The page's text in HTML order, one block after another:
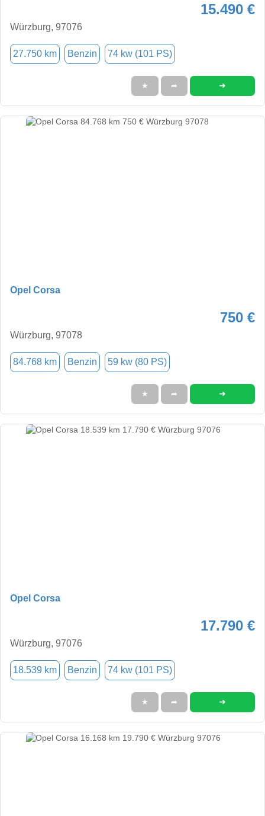
15.490 €
Würzburg, 97076
27.750 km Benzin 74 kw (101 PS)
★ ➦ ➜
Opel Corsa
750 €
Würzburg, 97078
84.768 km Benzin 59 kw (80 PS)
★ ➦ ➜
Opel Corsa
17.790 €
Würzburg, 97076
18.539 km Benzin 74 kw (101 PS)
★ ➦ ➜